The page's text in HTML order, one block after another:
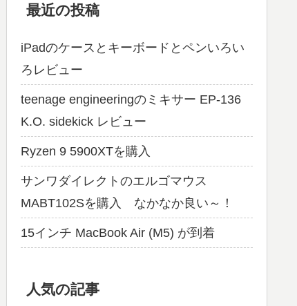
最近の投稿
iPadのケースとキーボードとペンいろい
ろレビュー
teenage engineeringのミキサー EP-136
K.O. sidekick レビュー
Ryzen 9 5900XTを購入
サンワダイレクトのエルゴマウス
MABT102Sを購入 なかなか良い～！
15インチ MacBook Air (M5) が到着
人気の記事